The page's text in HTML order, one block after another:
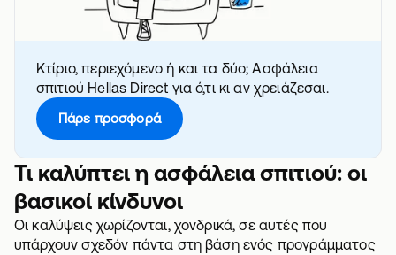
Κτίριο, περιεχόμενο ή και τα δύο; Ασφάλεια
σπιτιού Hellas Direct για ό,τι κι αν χρειάζεσαι.
Πάρε προσφορά
Τι καλύπτει η ασφάλεια σπιτιού: οι
βασικοί κίνδυνοι
Οι καλύψεις χωρίζονται, χονδρικά, σε αυτές που
υπάρχουν σχεδόν πάντα στη βάση ενός προγράμματος